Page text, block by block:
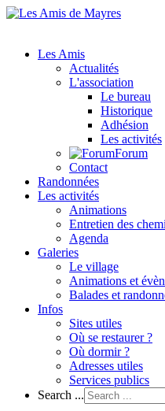
Les Amis
Actualités
L'association
Le bureau
Historique
Adhésion
Les activités
Forum
Contact
Randonnées
Les activités
Animations
Entretien des
Agenda
Galeries
Le village
Animations et
Balades et
Infos
Sites utiles
Où se restaurer ?
Où dormir ?
Adresses utiles
Services publics
Search ...